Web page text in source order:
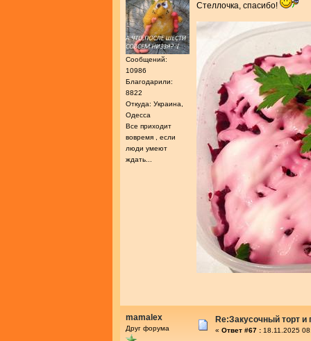
Сообщений:
10986
Благодарили:
8822
Откуда: Украина,
Одесса
Все приходит
вовремя , если
люди умеют
ждать...
Стеллочка, спасибо!
mamalex
Друг форума
Re:Закусочный торт
« Ответ #67 : 18.11.2025